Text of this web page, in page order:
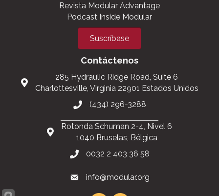
Revista Modular Advantage
Podcast Inside Modular
Suscríbase
Contáctenos
285 Hydraulic Ridge Road, Suite 6
Charlottesville, Virginia 22901 Estados Unidos
(434) 296-3288
Rotonda Schuman 2-4, Nivel 6
1040 Bruselas, Bélgica
0032 2 403 36 58
info@modular.org